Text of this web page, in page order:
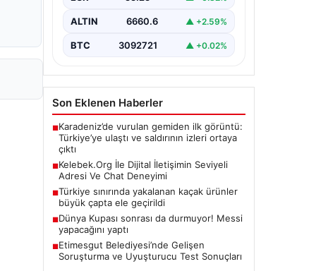
ALTIN 6660.6 ▲ +2.59%
BTC 3092721 ▲ +0.02%
Son Eklenen Haberler
■Karadeniz’de vurulan gemiden ilk görüntü:
Türkiye’ye ulaştı ve saldırının izleri ortaya
çıktı
■Kelebek.Org İle Dijital İletişimin Seviyeli
Adresi Ve Chat Deneyimi
■Türkiye sınırında yakalanan kaçak ürünler
büyük çapta ele geçirildi
■Dünya Kupası sonrası da durmuyor! Messi
yapacağını yaptı
■Etimesgut Belediyesi’nde Gelişen
Soruşturma ve Uyuşturucu Test Sonuçları